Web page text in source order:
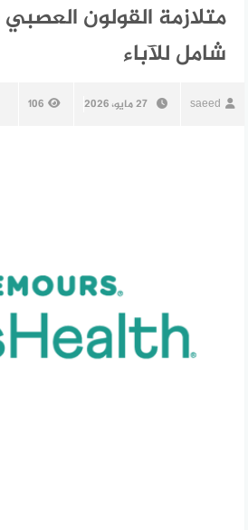
شامل للآباء
saeed 27 مايو، 2026 106